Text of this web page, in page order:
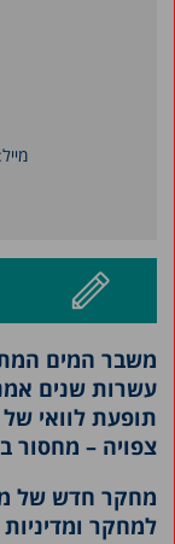
מייל:
משבר המים
עשרות שנים
תופעת לוואי
צפויה – מחסור
מחקר חדש של
למחקר